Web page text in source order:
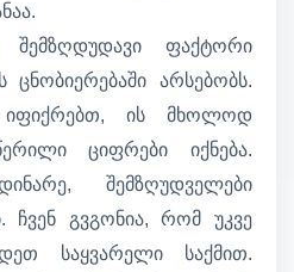
ფაქტორი
არსებობს.
ის მხოლოდ
ციფრები იქნება.
შემზღუდველები
ჩვენ გვგონია, რომ უკვე
საყვარელი საქმით.